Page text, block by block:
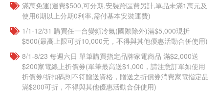
滿萬免運(運費$500,可分期,安裝跨區費另計,單品未滿1萬元及
使用6期以上分期0利率,需付基本安裝運費)
1/1-12/31 購買任一台變頻冷氣(國際除外)滿$5,000現折
$500(最高上限可折10,000元，不得與其他優惠活動合併使用)
8/1-8/23 每週六日 單筆購買指定品牌家電商品 滿$2,000送
$200家電線上折價券(單筆最高送$1,000，請注意訂單如使用
折價券/折扣碼則不符贈送資格，贈送之折價券消費家電指定品
滿$200可折，不得與其他優惠活動合併使用)